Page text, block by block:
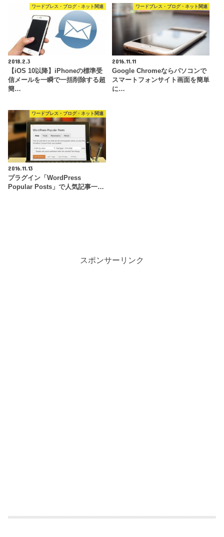
ワードプレス・ブログ・ネット関連
2018.2.3
【iOS 10以降】iPhoneの標準受
信メールを一瞬で一括削除する超
簡…
ワードプレス・ブログ・ネット関連
2016.11.11
Google Chromeならパソコンで
スマートフォンサイト画面を簡単
に…
ワードプレス・ブログ・ネット関連
2016.11.13
プラグイン「WordPress
Popular Posts」で人気記事一…
スポンサーリンク